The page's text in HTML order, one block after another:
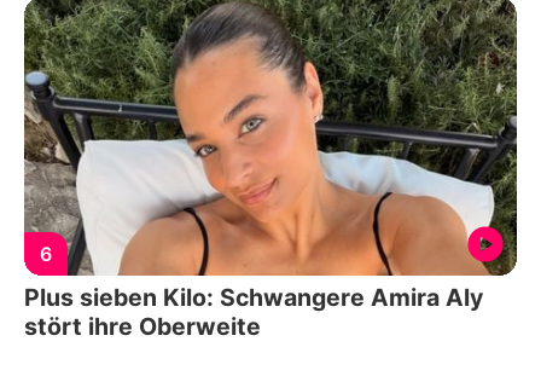
6
Plus sieben Kilo: Schwangere Amira Aly
stört ihre Oberweite